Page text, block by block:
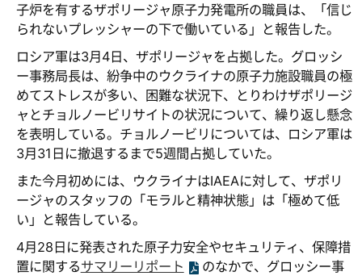
子炉を有するザポリージャ原子力発電所の職員は、「信じ
られないプレッシャーの下で働いている」と報告した。
ロシア軍は3月4日、ザポリージャを占拠した。グロッシ
ー事務局長は、紛争中のウクライナの原子力施設職員の極
めてストレスが多い、困難な状況下、とりわけザポリージ
ャとチョルノービリサイトの状況について、繰り返し懸念
を表明している。チョルノービリについては、ロシア軍は
3月31日に撤退するまで5週間占拠していた。
また今月初めには、ウクライナはIAEAに対して、ザポリ
ージャのスタッフの「モラルと精神状態」は「極めて低
い」と報告している。
4月28日に発表された原子力安全やセキュリティ、保障措
置に関するサマリーリポート
のなかで、グロッシー事